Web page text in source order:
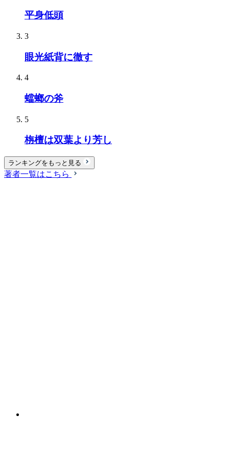
平身低頭
3
眼光紙背に徹す
4
蟷螂の斧
5
栴檀は双葉より芳し
ランキングをもっと見る
著者一覧はこちら